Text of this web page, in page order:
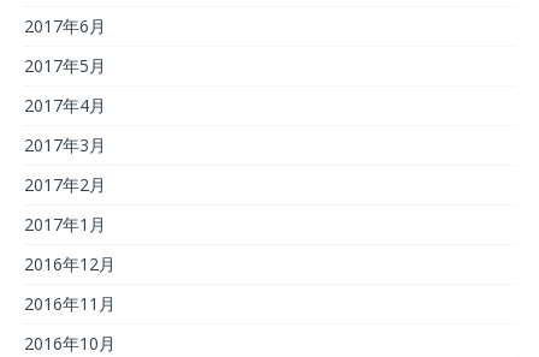
2017年6月
2017年5月
2017年4月
2017年3月
2017年2月
2017年1月
2016年12月
2016年11月
2016年10月